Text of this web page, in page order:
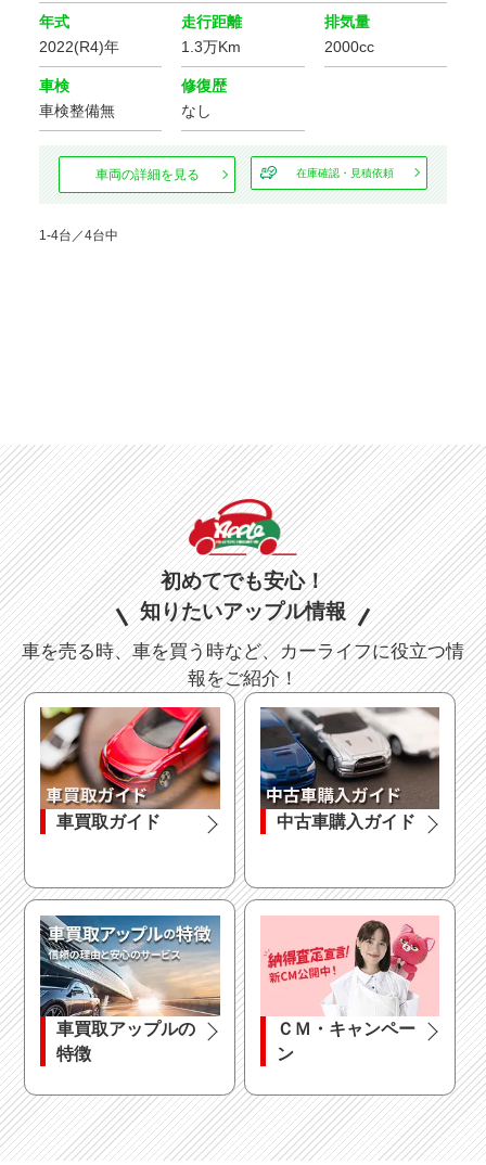
安全装置・サポート
ABS
パーキング
アシスト
障害物センサー
運転席
エアバッグ
助手席
環境装備・福祉装備
アイドリング
ストップ
エコカー減税
対象車
電動リアゲート リフトアップ
ドレスアップ
フルエアロ ローダウン
アルミホイール
シート関連
ウォークスルー シートヒーター
本革シート ベンチシート
電動シート オットマン
年式
2022(R4)年
走行距離
1.3万Km
排気量
2000cc
車検
車検整備無
修復歴
なし
車両の詳細を見る 在庫確認・見積依頼
1-4台／4台中
初めてでも安心！
知りたいアップル情報
車を売る時、車を買う時など、カーライフに役立つ情
報をご紹介！
車買取ガイド 中古車購入ガイド
車買取アップルの
特徴
ＣＭ・キャンペー
ン